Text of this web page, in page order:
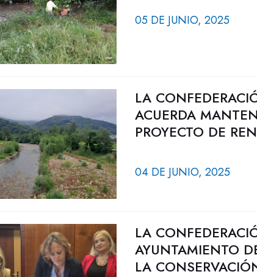
05 DE JUNIO, 2025
LA
ACUERDA
PROYECTO DE
04 DE JUNIO, 2025
LA
AYUNTAMIENTO
LA